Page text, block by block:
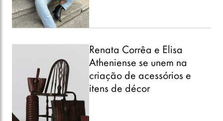
Renata Corrêa e Elisa
Atheniense se unem na
criação de acessórios e
itens de décor